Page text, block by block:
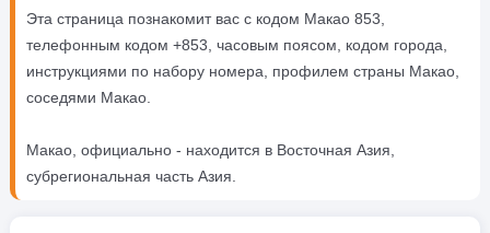
Эта страница познакомит вас с кодом Макао 853,
телефонным кодом +853, часовым поясом, кодом города,
инструкциями по набору номера, профилем страны Макао,
соседями Макао.
Макао, официально - находится в Восточная Азия,
субрегиональная часть Азия.